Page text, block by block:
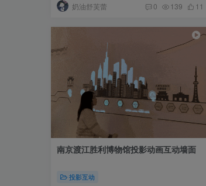
奶油舒芙蕾 0 139 11
南京渡江胜利博物馆投影动画互动墙面
投影互动